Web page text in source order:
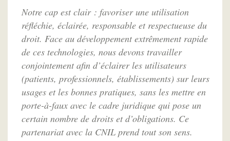
Notre cap est clair : favoriser une utilisation
réfléchie, éclairée, responsable et respectueuse du
droit. Face au développement extrêmement rapide
de ces technologies, nous devons travailler
conjointement afin d’éclairer les utilisateurs
(patients, professionnels, établissements) sur leurs
usages et les bonnes pratiques, sans les mettre en
porte-à-faux avec le cadre juridique qui pose un
certain nombre de droits et d’obligations. Ce
partenariat avec la CNIL prend tout son sens.